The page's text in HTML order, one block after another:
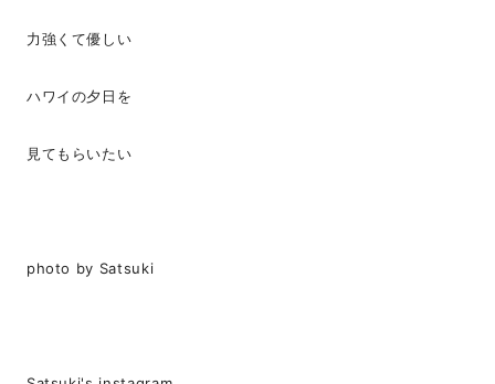
力強くて優しい
ハワイの夕日を
見てもらいたい
photo by Satsuki